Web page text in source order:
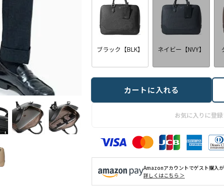
ブラック【BLK】 ネイビー【NVY】
お気に入りに登録
カートに入れる
Amazonアカウントでゲスト購入が
詳しくはこちら ＞